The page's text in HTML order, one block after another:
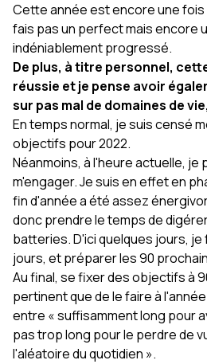
Cette année est encore une
fais pas un perfect mais encore
indéniablement progressé.
De plus, à titre personnel,
réussie et je pense avoir
sur pas mal de domaines de
En temps normal, je suis censé
objectifs pour 2022.
Néanmoins, à l'heure actuelle, je
m'engager. Je suis en effet en
fin d'année a été assez
donc prendre le temps de
batteries. D'ici quelques jours, je
jours, et préparer les 90
Au final, se fixer des objectifs à
pertinent que de le faire à
entre « suffisamment long pour
pas trop long pour le perdre de
l'aléatoire du quotidien ».